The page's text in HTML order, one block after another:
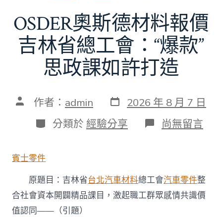
幕
花
絮
公
然〉
中
OSDER奧斯德材料報價
吉林省總工會：“爆款”
思政課如許打造
文 作者： admin 發
表
日
期
2026 年 8 月 7 日
分
類
分類於 經驗分享 在
〈OSDER
材
料
報
價
尚無留言
賓士零件
原題目：吉林省台北汽車材料總工會汽車零件整
合社會資本開闢精品課目，激起職工群眾感情共識價
值認同——（引題）